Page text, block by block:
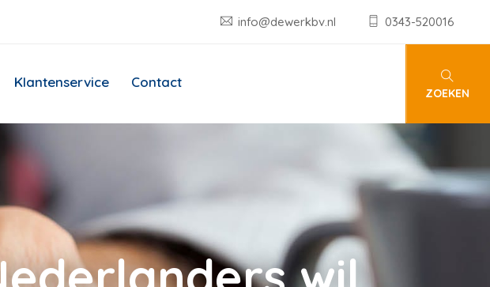
info@dewerkbv.nl 0343-520016
Klantenservice Contact
ZOEKEN